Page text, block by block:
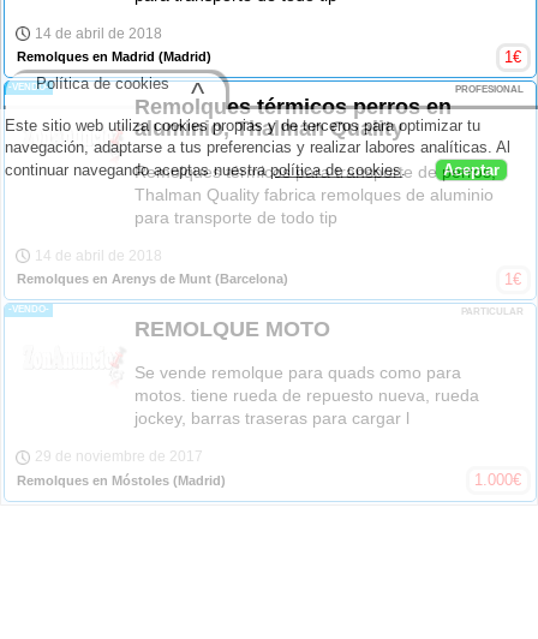
14 de abril de 2018
Remolques en Madrid (Madrid) 1€
-VENDO- PROFESIONAL
Remolques térmicos perros en
aluminio, Thalman Quality
Remolques térmicos para transporte de perros,
Thalman Quality fabrica remolques de aluminio
para transporte de todo tip
14 de abril de 2018
Remolques en Arenys de Munt (Barcelona) 1€
-VENDO- PARTICULAR
REMOLQUE MOTO
Se vende remolque para quads como para
motos. tiene rueda de repuesto nueva, rueda
jockey, barras traseras para cargar l
29 de noviembre de 2017
Remolques en Móstoles (Madrid) 1.000€
Este sitio web utiliza cookies propias y de terceros para optimizar tu
navegación, adaptarse a tus preferencias y realizar labores analíticas. Al
continuar navegando aceptas nuestrapolítica de cookies. Aceptar
Política de cookies ^